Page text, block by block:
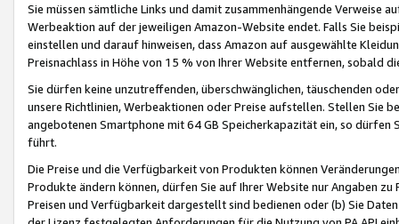
Sie müssen sämtliche Links und damit zusammenhängende
Werbeaktion auf der jeweiligen Amazon-Website endet. Falls Sie
einstellen und darauf hinweisen, dass Amazon auf ausgewählte
Preisnachlass in Höhe von 15 % von Ihrer Website entfernen, sobald
Sie dürfen keine unzutreffenden, überschwänglichen, täuschenden
unsere Richtlinien, Werbeaktionen oder Preise aufstellen. Stellen Sie
angebotenen Smartphone mit 64 GB Speicherkapazität ein, so dürfen
führt.
Die Preise und die Verfügbarkeit von Produkten können
Produkte ändern können, dürfen Sie auf Ihrer Website nur Angaben
Preisen und Verfügbarkeit dargestellt sind bedienen oder (b) Sie